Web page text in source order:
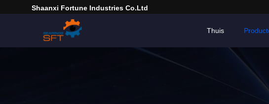
Shaanxi Fortune Industries Co.ltd
Thuis